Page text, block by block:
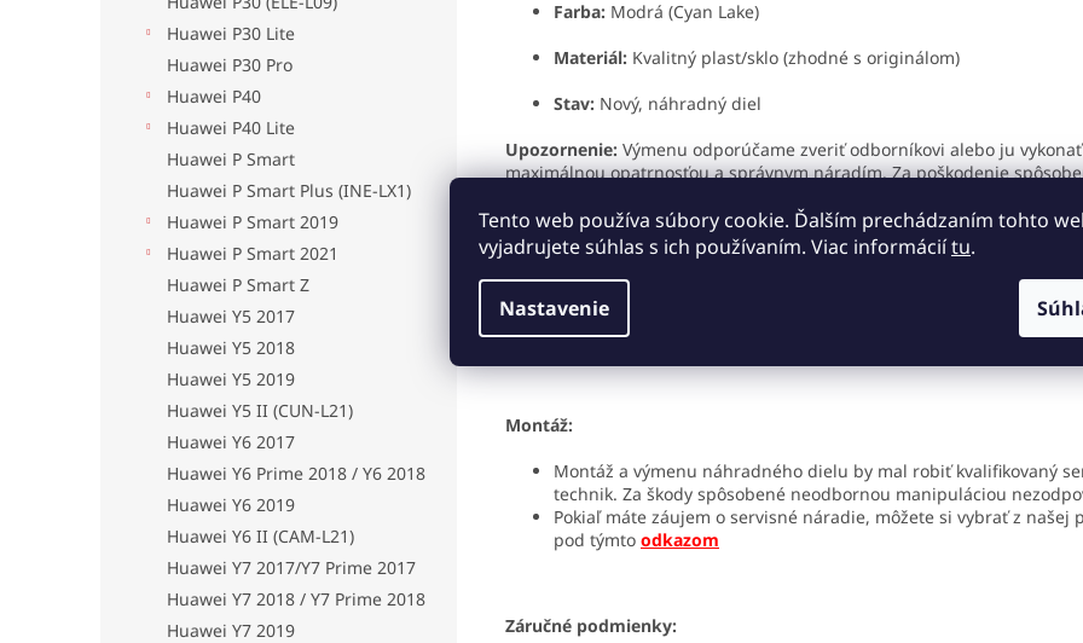
Tento web používa súbory cookie. Ďalším prechádzaním tohto
vyjadrujete súhlas s ich používaním. Viac informáciítu.
Nastavenie
Huawei P30 Lite
Huawei P30 Pro
Huawei P40
Huawei P40 Lite
Huawei P Smart
Huawei P Smart Plus (INE-LX1)
Huawei P Smart 2019
Huawei P Smart 2021
Huawei P Smart Z
Huawei Y5 2017
Huawei Y5 2018
Huawei Y5 2019
Huawei Y5 II (CUN-L21)
Huawei Y6 2017
Huawei Y6 Prime 2018 / Y6 2018
Huawei Y6 2019
Huawei Y6 II (CAM-L21)
Huawei Y7 2017/Y7 Prime 2017
Huawei Y7 2018 / Y7 Prime 2018
Huawei Y7 2019
Farba: Modrá (Cyan Lake)
Materiál: Kvalitný plast/sklo (zhodné s originálom)
Stav: Nový, náhradný diel
Upozornenie: Výmenu odporúčame zveriť odborníkovi alebo ju
maximálnou opatrnosťou a správnym náradím. Za poškodenie
Objednajte si tentozadný kryt pre Honor 90 Lite v modrej farbe Cyan
dnes a prinavráťte svojmu telefónu jeho pôvodný vzhľad aj spoľahlivú
Prezrite si kompletnú ponuku zadných krytov pre Honor 90 Lite,
tento odkaz.
Montáž:
Montáž a výmenu náhradného dielu by mal robiť kvalifikovaný
technik. Za škody spôsobené neodbornou manipuláciou
Pokiaľ máte záujem o servisné náradie, môžete si vybrať z našej
pod týmto odkazom
Záručné podmienky: